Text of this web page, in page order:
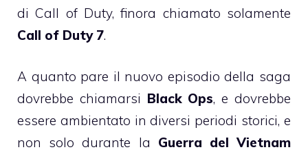
di Call of Duty, finora chiamato solamente
Call of Duty 7.
A quanto pare il nuovo episodio della saga
dovrebbe chiamarsi Black Ops, e dovrebbe
essere ambientato in diversi periodi storici, e
non solo durante la Guerra del Vietnam